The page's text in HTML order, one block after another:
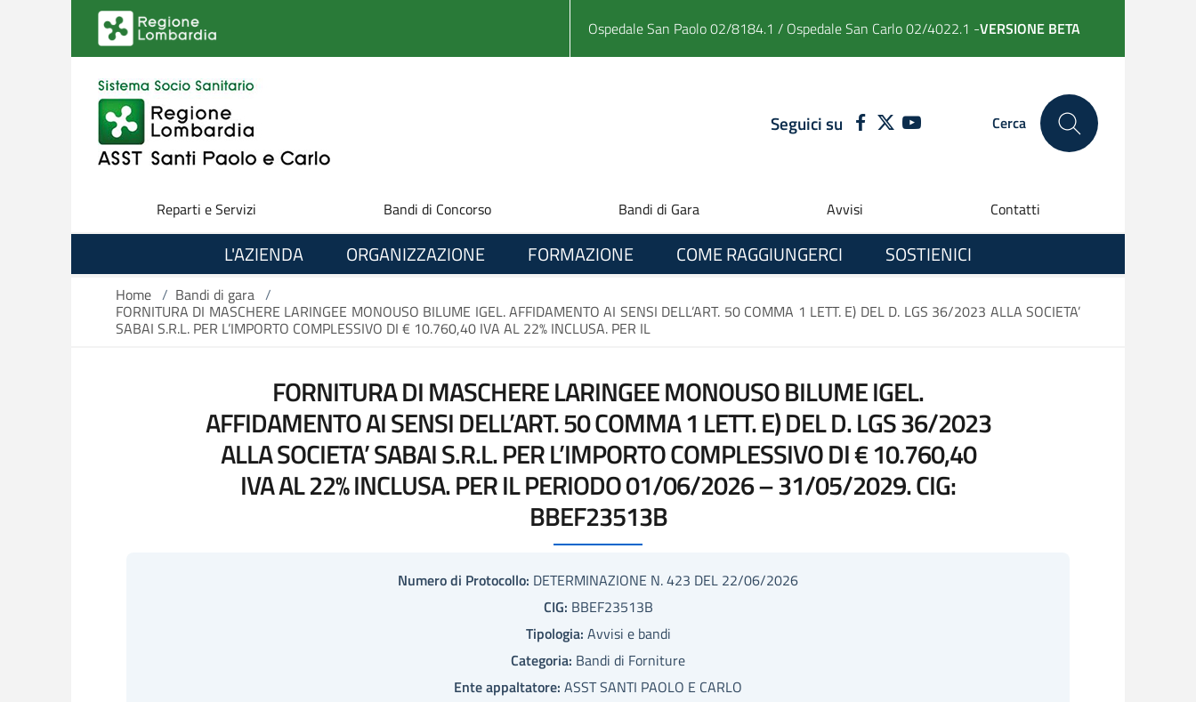
Salta al contenuto principale
Ospedale San Paolo 02/8184.1 / Ospedale San Carlo 02/4022.1 -VERSIONE BETA
Seguici suFACEBOOK
TWITTERYOUTUBE Cerca
Reparti e Servizi Bandi di Concorso Bandi di Gara Avvisi Contatti
L'AZIENDA ORGANIZZAZIONE FORMAZIONE COME RAGGIUNGERCI SOSTIENICI
Home / Bandi di gara /
FORNITURA DI MASCHERE LARINGEE MONOUSO BILUME IGEL. AFFIDAMENTO AI SENSI DELL’ART. 50 COMMA 1 LETT. E) DEL D. LGS 36/2023 ALLA SOCIETA’
SABAI S.R.L. PER L’IMPORTO COMPLESSIVO DI € 10.760,40 IVA AL 22% INCLUSA. PER IL
FORNITURA DI MASCHERE LARINGEE MONOUSO BILUME IGEL.
AFFIDAMENTO AI SENSI DELL’ART. 50 COMMA 1 LETT. E) DEL D. LGS 36/2023
ALLA SOCIETA’ SABAI S.R.L. PER L’IMPORTO COMPLESSIVO DI € 10.760,40
IVA AL 22% INCLUSA. PER IL PERIODO 01/06/2026 – 31/05/2029. CIG:
BBEF23513B
Numero di Protocollo: DETERMINAZIONE N. 423 DEL 22/06/2026
CIG: BBEF23513B
Tipologia: Avvisi e bandi
Categoria: Bandi di Forniture
Ente appaltatore: ASST SANTI PAOLO E CARLO